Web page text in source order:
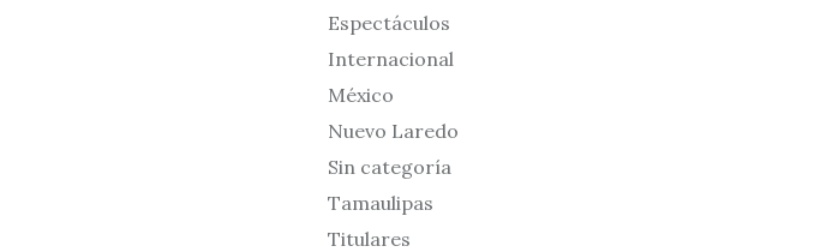
Espectáculos
Internacional
México
Nuevo Laredo
Sin categoría
Tamaulipas
Titulares